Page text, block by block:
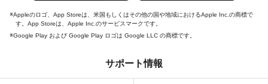
Appleのロゴ、App Storeは、米国もしくはその他の国や地域におけるApple Inc.の商標で
す。App Storeは、Apple Inc.のサービスマークです。
Google Play および Google Play ロゴは Google LLC の商標です。
サポート情報